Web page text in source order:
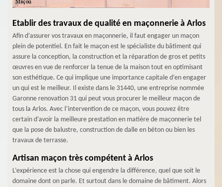
Etablir des travaux de qualité en maçonnerie à Arlos
Afin d’assurer vos travaux en maçonnerie, il faut engager un maçon
plein de potentiel. En fait le maçon est le spécialiste du bâtiment qui
assure la conception, la construction et la réparation de gros et petits
œuvres en vue de renforcer la tenue de la maison tout en optimisant
son esthétique. Ce qui implique une importance capitale d’en engager
un qui est le meilleur. Il existe dans le 31440, une entreprise nommée
Garonne renovation 31 qui peut vous procurer le meilleur maçon de
tous la Arlos. Avec l’intervention de ce maçon, vous pouvez être
certain d’avoir la meilleure prestation en matière de maçonnerie tel
que la pose de balustre, construction de dalle en béton ou bien les
travaux de terrasse.
Artisan maçon très compétent à Arlos
L’expérience est la chose qui engendre la différence, quel que soit le
domaine dont on parle. Et surtout dans le domaine de bâtiment. Alors